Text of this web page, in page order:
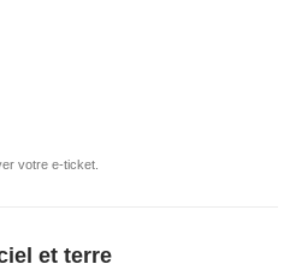
votre e-ticket.
et terre